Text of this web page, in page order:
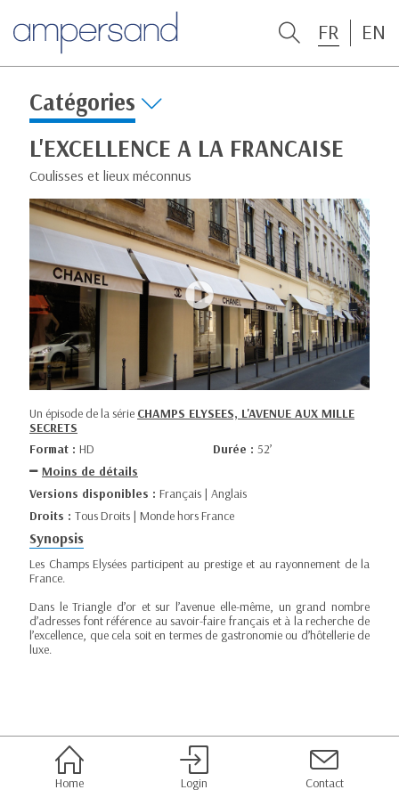
FR EN
Catégories
L'EXCELLENCE A LA FRANCAISE
Coulisses et lieux méconnus
Un épisode de la série CHAMPS ELYSEES, L'AVENUE AUX MILLE
SECRETS
Format : HD Durée : 52’
Moins de détails
Versions disponibles : Français | Anglais
Droits : Tous Droits | Monde hors France
Synopsis
Les Champs Elysées participent au prestige et au rayonnement de la
France.
Dans le Triangle d’or et sur l’avenue elle-même, un grand nombre
d’adresses font référence au savoir-faire français et à la recherche de
l’excellence, que cela soit en termes de gastronomie ou d’hôtellerie de
luxe.
Home Login Contact